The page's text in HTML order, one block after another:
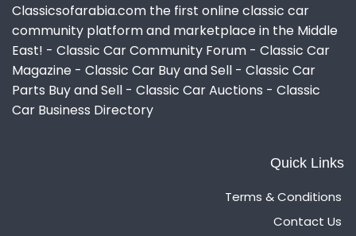
Classicsofarabia.com the first online classic car
community platform and marketplace in the Middle
East! - Classic Car Community Forum - Classic Car
Magazine - Classic Car Buy and Sell - Classic Car
Parts Buy and Sell - Classic Car Auctions - Classic
Car Business Directory
Quick Links
Terms & Conditions
Contact Us